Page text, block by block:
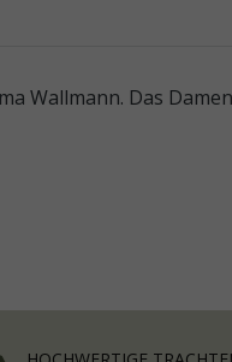
Wallmann. Das